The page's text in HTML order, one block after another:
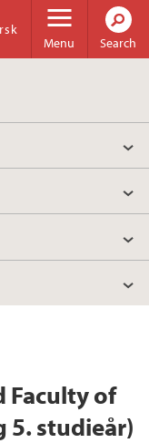
Menu
Search
Faculty of
5. studieår)